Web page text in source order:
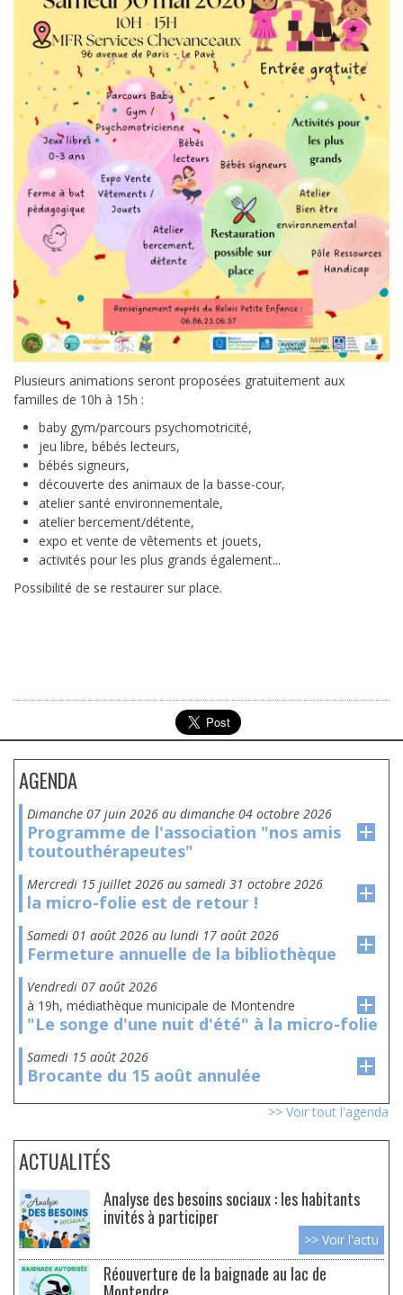
Plusieurs animations seront proposées gratuitement aux
familles de 10h à 15h :
baby gym/parcours psychomotricité,
jeu libre, bébés lecteurs,
bébés signeurs,
découverte des animaux de la basse-cour,
atelier santé environnementale,
atelier bercement/détente,
expo et vente de vêtements et jouets,
activités pour les plus grands également...
Possibilité de se restaurer sur place.
AGENDA
dimanche 07 juin 2026 au dimanche 04 octobre 2026
Programme de l'association "nos amis
toutouthérapeutes"
mercredi 15 juillet 2026 au samedi 31 octobre 2026
la micro-folie est de retour !
samedi 01 août 2026 au lundi 17 août 2026
Fermeture annuelle de la bibliothèque
vendredi 07 août 2026
à 19h, médiathèque municipale de Montendre
"Le songe d'une nuit d'été" à la micro-folie
samedi 15 août 2026
Brocante du 15 août annulée
>> Voir tout l'agenda
ACTUALITÉS
Analyse des besoins sociaux : les habitants
invités à participer
>> Voir l'actu
Réouverture de la baignade au lac de